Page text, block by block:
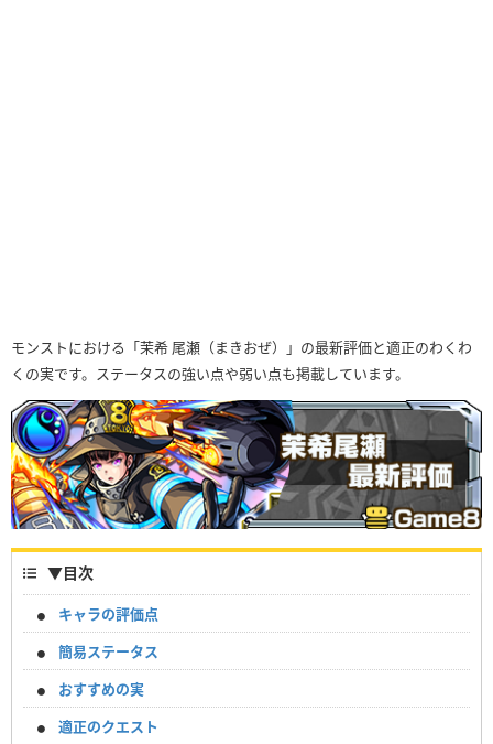
モンストにおける「茉希 尾瀬（まきおぜ）」の最新評価と適正のわくわ
くの実です。ステータスの強い点や弱い点も掲載しています。
▼目次
キャラの評価点
簡易ステータス
おすすめの実
適正のクエスト